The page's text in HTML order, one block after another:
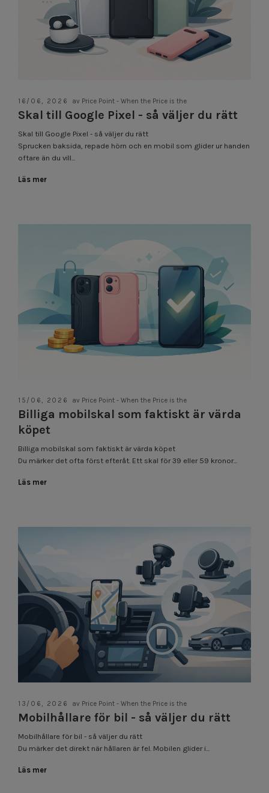
16/06, 2026 av Price Point - When the Price is the
Skal till Google Pixel - så väljer du rätt
Skal till Google Pixel - så väljer du rätt
Sprucken baksida, repade hörn och en mobil som glider ur handen
oftare än du vill...
Läs mer
15/06, 2026 av Price Point - When the Price is the
Billiga mobilskal som faktiskt är värda
köpet
Billiga mobilskal som faktiskt är värda köpet
Du märker det ofta först efteråt. Ett skal för 39 eller 59 kronor...
Läs mer
13/06, 2026 av Price Point - When the Price is the
Mobilhållare för bil - så väljer du rätt
Mobilhållare för bil - så väljer du rätt
Du märker det direkt när hållaren är fel. Mobilen glider i...
Läs mer